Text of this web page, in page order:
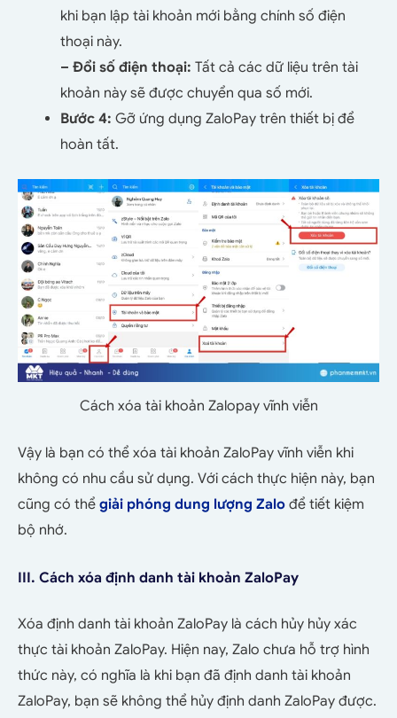
khi bạn lập tài khoản mới bằng chính số điện
thoại này.
– Đổi số điện thoại: Tất cả các dữ liệu trên tài
khoản này sẽ được chuyển qua số mới.
Bước 4: Gỡ ứng dụng ZaloPay trên thiết bị để
hoàn tất.
Cách xóa tài khoản Zalopay vĩnh viễn
Vậy là bạn có thể xóa tài khoản ZaloPay vĩnh viễn khi
không có nhu cầu sử dụng. Với cách thực hiện này, bạn
cũng có thể giải phóng dung lượng Zalo để tiết kiệm
bộ nhớ.
III. Cách xóa định danh tài khoản ZaloPay
Xóa định danh tài khoản ZaloPay là cách hủy hủy xác
thực tài khoản ZaloPay. Hiện nay, Zalo chưa hỗ trợ hình
thức này, có nghĩa là khi bạn đã định danh tài khoản
ZaloPay, bạn sẽ không thể hủy định danh ZaloPay được.